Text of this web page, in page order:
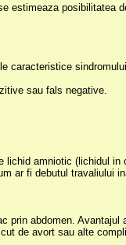
posibilitatea
caracteristice
sau fals negative.
amniotic (lichidul
ar fi debutul travaliului
abdomen.
de avort sau alte